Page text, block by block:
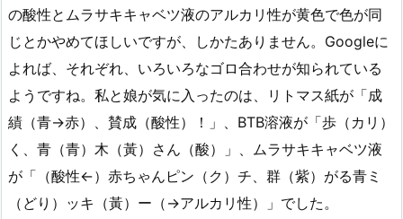
の酸性とムラサキキャベツ液のアルカリ性が黄色で色が同
じとかやめてほしいですが、しかたありません。Googleに
よれば、それぞれ、いろいろなゴロ合わせが知られている
ようですね。私と娘が気に入ったのは、リトマス紙が「成
績（青→赤）、賛成（酸性）！」、BTB溶液が「歩（カリ）
く、青（青）木（黃）さん（酸）」、ムラサキキャベツ液
が「（酸性←）赤ちゃんピン（ク）チ、群（紫）がる青ミ
（どり）ッキ（黃）ー（→アルカリ性）」でした。